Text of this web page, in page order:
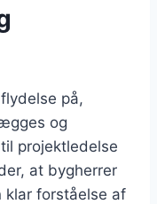
på,
og
projektledelse
at bygherrer
klar forståelse af